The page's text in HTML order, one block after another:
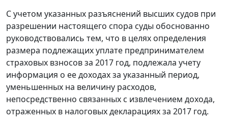
С учетом указанных разъяснений высших судов при
разрешении настоящего спора суды обоснованно
руководствовались тем, что в целях определения
размера подлежащих уплате предпринимателем
страховых взносов за 2017 год, подлежала учету
информация о ее доходах за указанный период,
уменьшенных на величину расходов,
непосредственно связанных с извлечением дохода,
отраженных в налоговых декларациях за 2017 год.